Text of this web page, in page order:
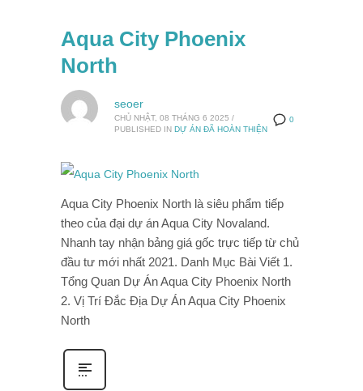
Aqua City Phoenix
North
0
seoer
CHỦ NHẬT, 08 THÁNG 6 2025 /
PUBLISHED IN DỰ ÁN ĐÃ HOÀN THIỆN
Aqua City Phoenix North là siêu phẩm tiếp
theo của đại dự án Aqua City Novaland.
Nhanh tay nhận bảng giá gốc trực tiếp từ chủ
đầu tư mới nhất 2021. Danh Mục Bài Viết 1.
Tổng Quan Dự Án Aqua City Phoenix North
2. Vị Trí Đắc Địa Dự Án Aqua City Phoenix
North